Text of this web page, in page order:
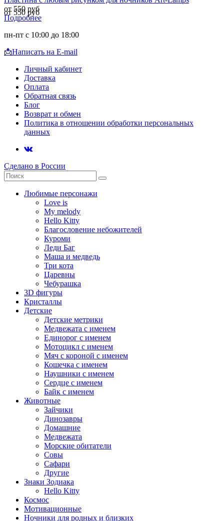
от 550 руб
от 550 руб
Подробнее
пн-пт с 10:00 до 18:00
📩Написать на E-mail
Личный кабинет
Доставка
Оплата
Обратная связь
Блог
Возврат и обмен
Политика в отношении обработки персональных
данных
Сделано в России
Любимые персонажи
Love is
My melody
Hello Kitty
Благословение небожителей
Куроми
Леди Баг
Маша и медведь
Три кота
Царевны
Чебурашка
3D фигуры
Кристаллы
Детские
Детские метрики
Медвежата с именем
Единорог с именем
Мотоцикл с именем
Мяч с короной с именем
Кошечка с именем
Наушники с именем
Сердце с именем
Байк с именем
Животные
Зайчики
Динозавры
Домашние
Медвежата
Морские обитатели
Совы
Сафари
Другие
Знаки Зодиака
Hello Kitty
Космос
Мотивационные
Ночники для родных и близких